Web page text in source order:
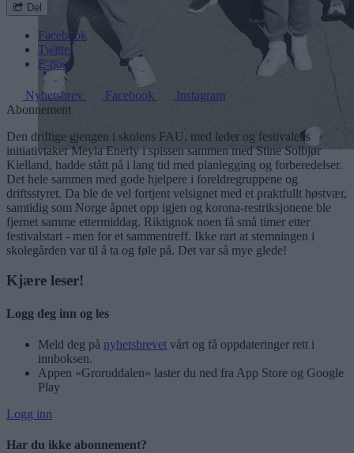
Del
Facebook
Twitter
E-post
Nyhetsbrev Facebook
Instagram
Abonnement
Den driftige gjengen i skolens FAU, med leder og festivalens
initiativtaker Meyla Enerly i spissen sammen med Stine Solbjør
Kielland, hadde stått på i lang tid med planlegging og forberedelser.
Det hele sammen med gode hjelpere i foreldregruppene og
driftsstyret. Da ble de vel fortjent velsignet med et praktfullt høstvær,
samtidig som Norge åpnet opp igjen og korona-restriksjonene ble
fjernet samme ettermiddag. Riktignok noen få små timer etter
festivalstart - men for et sammentreff. Ikke rart at stemningen i
skolegården var til å ta og føle på. Det var så mye glede!
Kjære leser!
Logg deg inn og les
Meld deg på nyhetsbrevet vårt og få oppdateringer rett i
innboksen.
Appen «Groruddalen» laster du ned fra App Store og Google
Play
Logg inn
Har du ikke abonnement?